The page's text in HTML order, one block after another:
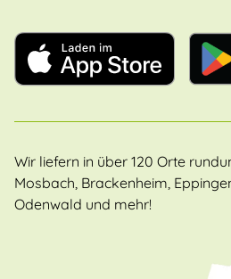
Wir liefern in über 120 Orte
Mosbach, Brackenheim,
Odenwald und mehr!